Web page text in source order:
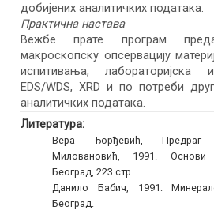
добијених аналитичких података.
Практична настава
Вежбе прате програм
макроскопску опсервацију
испитивања, лабораторијска
EDS/WDS, XRD и по потреби
аналитичких података.
Литература:
Вера Ђорђевић, Предраг
Миловановић, 1991. Основи
Београд, 223 стр.
Данило Бабич, 1991:
Београд.